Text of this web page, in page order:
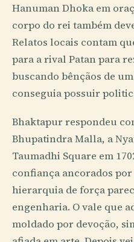
Hanuman Dhoka em
corpo do rei também
Relatos locais contam
para a rival Patan para
buscando bênçãos de
conseguia possuir
Bhaktapur respondeu
Bhupatindra Malla, a
Taumadhi Square em
confiança ancorados
hierarquia de força
engenharia. O vale que
moldado por devoção,